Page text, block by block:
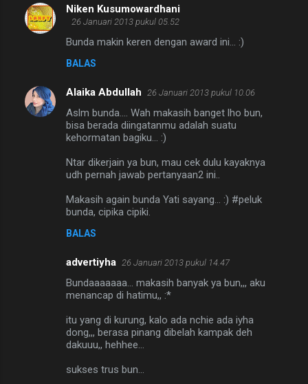
Niken Kusumowardhani
26 Januari 2013 pukul 05.52
Bunda makin keren dengan award ini... :)
BALAS
Alaika Abdullah 26 Januari 2013 pukul 10.06
Aslm bunda.... Wah makasih banget lho bun,
bisa berada diingatanmu adalah suatu
kehormatan bagiku... :)
Ntar dikerjain ya bun, mau cek dulu kayaknya
udh pernah jawab pertanyaan2 ini..
Makasih again bunda Yati sayang... :) #peluk
bunda, cipika cipiki.
BALAS
advertiyha 26 Januari 2013 pukul 14.47
Bundaaaaaaa... makasih banyak ya bun,,, aku
menancap di hatimu,, :*
itu yang di kurung, kalo ada nchie ada iyha
dong,,, berasa pinang dibelah kampak deh
dakuuu,, hehhee...
sukses trus bun...